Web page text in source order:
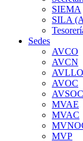
SIEMA
SILA
Sedes
AVCO
AVCN
AVOC
AVSOC
MVAE
MVAC
MVP